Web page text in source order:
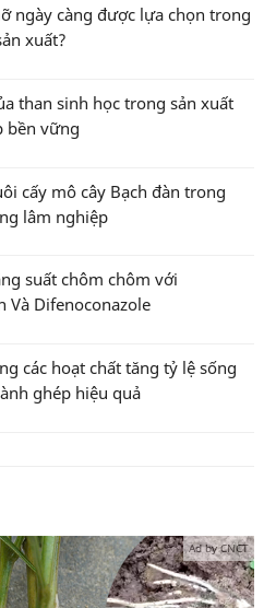
ngày càng được lựa chọn trong
xuất?
than sinh học trong sản xuất
bền vững
cấy mô cây Bạch đàn trong
lâm nghiệp
suất chôm chôm với
Và Difenoconazole
các hoạt chất tăng tỷ lệ sống
ghép hiệu quả
Ad by CNCT